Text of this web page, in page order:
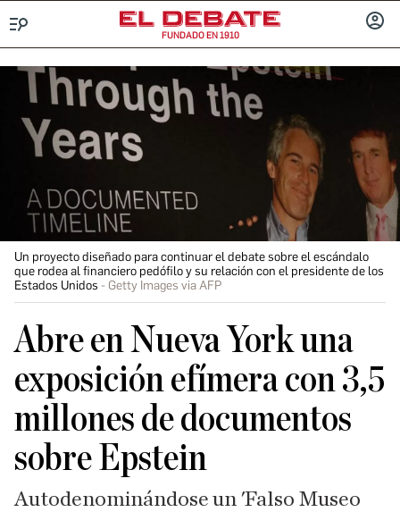
FUNDADO EN 1910
Un proyecto diseñado para continuar el debate sobre el escándalo
que rodea al financiero pedófilo y su relación con el presidente de los
Estados Unidos
Getty Images via AFP
Abre en Nueva York una
exposición efímera con 3,5
millones de documentos
sobre Epstein
Autodenominándose un 'Falso Museo